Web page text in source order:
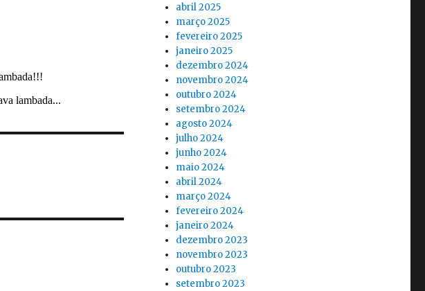
abril 2025
março 2025
fevereiro 2025
janeiro 2025
dezembro 2024
novembro 2024
outubro 2024
setembro 2024
agosto 2024
julho 2024
junho 2024
maio 2024
abril 2024
março 2024
fevereiro 2024
janeiro 2024
dezembro 2023
novembro 2023
outubro 2023
setembro 2023